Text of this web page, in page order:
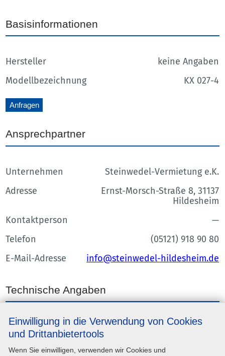
Basisinformationen
Hersteller
keine Angaben
Modellbezeichnung
KX 027-4
Anfragen
Ansprechpartner
Unternehmen
Steinwedel-Vermietung e.K.
Adresse
Ernst-Morsch-Straße 8, 31137
Hildesheim
Kontaktperson
—
Telefon
(05121) 918 90 80
E-Mail-Adresse
info@steinwedel-hildesheim.de
Technische Angaben
Eigengewicht 2590.00 kg
Einwilligung in die Verwendung von Cookies
und Drittanbietertools
Wenn Sie einwilligen, verwenden wir Cookies und